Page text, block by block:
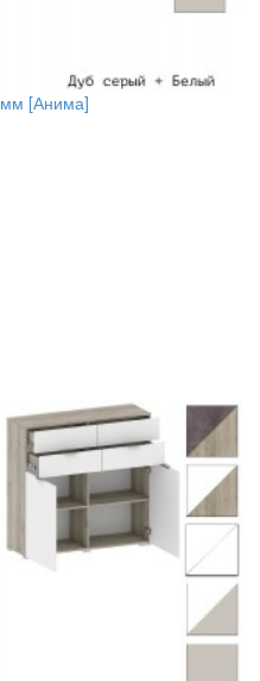
[Анима]